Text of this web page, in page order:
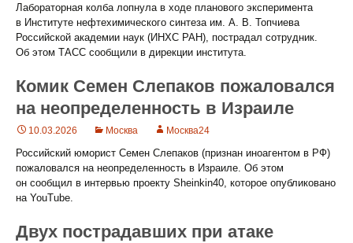
Лабораторная колба лопнула в ходе планового эксперимента
в Институте нефтехимического синтеза им. А. В. Топчиева
Российской академии наук (ИНХС РАН), пострадал сотрудник.
Об этом ТАСС сообщили в дирекции института.
Комик Семен Слепаков пожаловался
на неопределенность в Израиле
10.03.2026 Москва Москва24
Российский юморист Семен Слепаков (признан иноагентом в РФ)
пожаловался на неопределенность в Израиле. Об этом
он сообщил в интервью проекту Sheinkin40, которое опубликовано
на YouTube.
Двух пострадавших при атаке